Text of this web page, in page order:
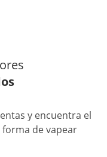
y encuentra el
de vapear